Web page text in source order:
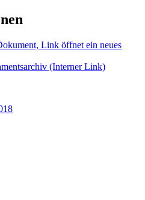
Link öffnet ein neues
(Interner Link)